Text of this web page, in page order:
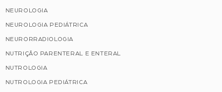
NEUROLOGIA
NEUROLOGIA PEDIÁTRICA
NEURORRADIOLOGIA
NUTRIÇÃO PARENTERAL E ENTERAL
NUTROLOGIA
NUTROLOGIA PEDIÁTRICA